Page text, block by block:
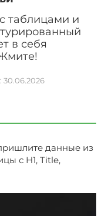
таблицами и
в себя
30.06.2026
данные из
с H1, Title,